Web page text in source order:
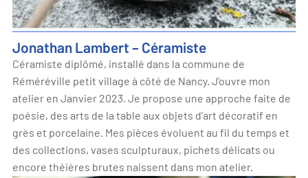
Jonathan Lambert – Céramiste
Céramiste diplômé, installé dans la commune de
Réméréville petit village à côté de Nancy. J’ouvre mon
atelier en Janvier 2023. Je propose une approche faite de
poésie, des arts de la table aux objets d’art décoratif en
grès et porcelaine. Mes pièces évoluent au fil du temps et
des collections, vases sculpturaux, pichets délicats ou
encore théières brutes naissent dans mon atelier.